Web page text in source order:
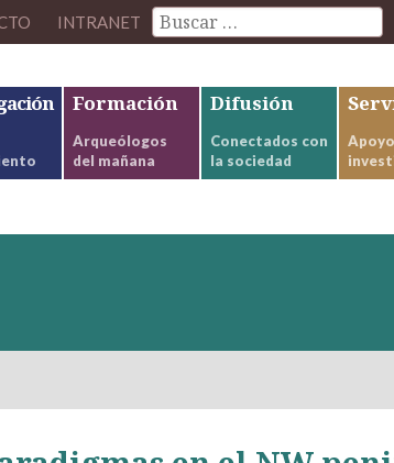
INTRANET
Formación
Arqueólogos
del mañana
Difusión
Conectados con
la sociedad